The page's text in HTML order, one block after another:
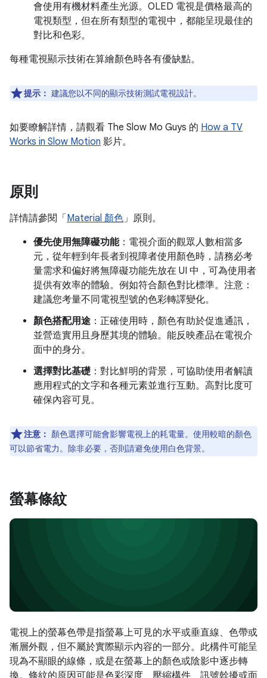
會使用有機材料產生光源。OLED 電視是價格最高的
電視類型，但在所有類型的電視中，都能呈現最佳的
對比和色彩。
每種電視顯示技術在算繪顏色時各有優缺點。
提示： 建議您以不同的顯示技術測試電視設計。
如要瞭解詳情，請觀看 The Slow Mo Guys 的 How a TV
Works in Slow Motion 影片。
原則
詳情請參閱「 Material 顏色」原則。
優先使用無障礙功能：電視介面的觀眾人數相當多
元，從年輕到年長者到視障者使用顏色時，請務必考
量需求和偏好將無障礙功能先放在 UI 中，可為使用者
提供有效率的體驗。例如符合顏色對比標準。注意：
建議您考量不同電視型號的色彩轉譯變化。
顏色搭配用途 ：正確使用時，顏色有助於促進通訊，
並營造實用且身歷其境的體驗。能反映產品在電視介
面中的身分。
選擇對比基礎 ：對比鮮明的背景，可協助使用者解讀
應用程式的文字和各種元素並進行互動。高對比度可
確保內容可見。
注意： 顏色選擇可能會影響電視上的耗電量。使用較暗的顏色
可以節省電力。除非必要，否則請避免使用白色背景。
螢幕條紋
電視上的螢幕色帶是指螢幕上可見的水平或垂直線、色帶或
漸層外觀，但不屬於實際顯示內容的一部分。此構件可能呈
現為不顯眼的線條，或是在螢幕上的顏色或陰影中逐步轉
換。條紋的原因可能是色彩深度、壓縮構件、訊號幹擾或面